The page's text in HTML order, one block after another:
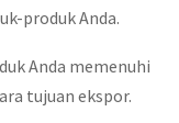
produk Anda.
Anda memenuhi
tujuan ekspor.